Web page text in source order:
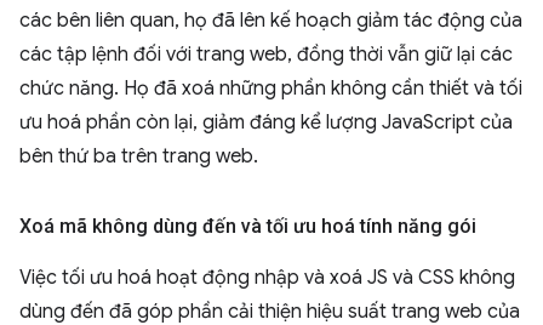
các bên liên quan, họ đã lên kế hoạch giảm tác động của
các tập lệnh đối với trang web, đồng thời vẫn giữ lại các
chức năng. Họ đã xoá những phần không cần thiết và tối
ưu hoá phần còn lại, giảm đáng kể lượng JavaScript của
bên thứ ba trên trang web.
Xoá mã không dùng đến và tối ưu hoá tính năng gói
Việc tối ưu hoá hoạt động nhập và xoá JS và CSS không
dùng đến đã góp phần cải thiện hiệu suất trang web của